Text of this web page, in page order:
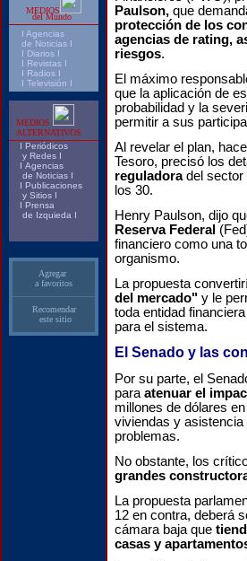
MEDIOS
del Mundo
I Agencias
de Noticias I
I Diarios I
I Revistas I
I Radios I
I Televisión I
MEDIOS
ALTERNATIVOS
I Periódicos
y Redes I
I Agencias
de Noticias I
I Publicaciones
y Sitios I
I Prensa
de Izquieda I
Agregar
a favoritos
Recomendar
este sitio
Paulson, que
protección de los
agencias de rating,
riesgos.
El máximo
que la aplicación de
probabilidad y la
permitir a sus
Al revelar el plan,
Tesoro, precisó los
reguladoradel sector
los 30.
Henry Paulson, dijo
Reserva Federal
financiero como una
organismo.
La propuesta
del mercado" y le
toda entidad
para el sistema.
El Senado y las
Por su parte, el
para atenuar el
millones de dólares
viviendas y asistencia
problemas.
No obstante, los
grandes
La propuesta
12 en contra, deberá
cámara baja que
casas y